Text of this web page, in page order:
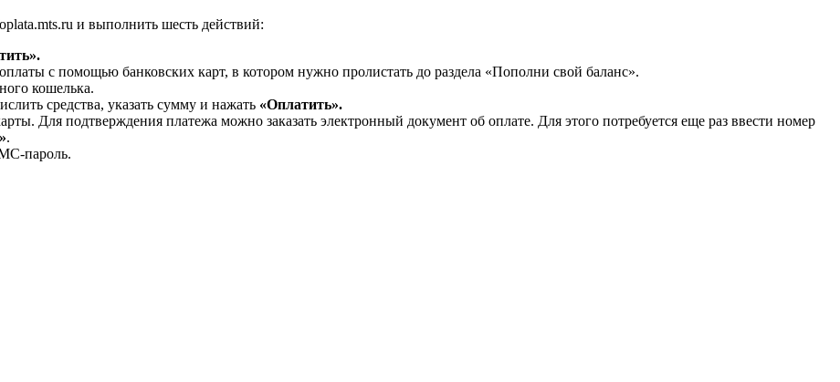
и выполнить шесть действий:
с помощью банковских карт, в котором нужно пролистать до раздела «Пополни свой баланс».
кошелька.
средства, указать сумму и нажать «Оплатить».
Для подтверждения платежа можно заказать электронный документ об оплате. Для этого потребуется еще раз ввести номер
.
пароль.